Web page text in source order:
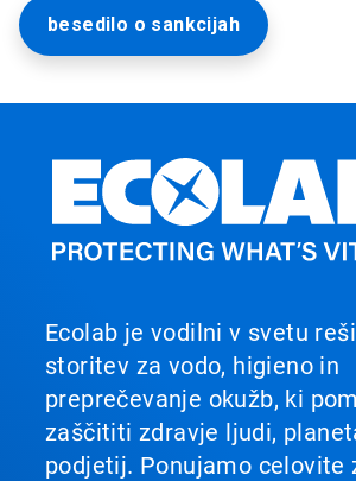
besedilo o sankcijah
Ecolab je vodilni v svetu
storitev za vodo, higieno in
preprečevanje okužb, ki
zaščititi zdravje ljudi,
podjetij. Ponujamo celovite